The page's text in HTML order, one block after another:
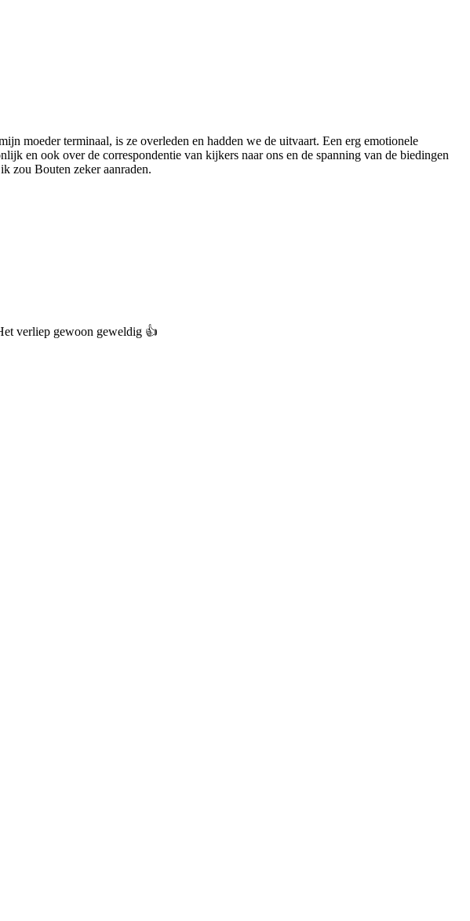
moeder terminaal, is ze overleden en hadden we de uitvaart. Een erg emotionele
en ook over de correspondentie van kijkers naar ons en de spanning van de biedingen
zou Bouten zeker aanraden.
verliep gewoon geweldig 👍